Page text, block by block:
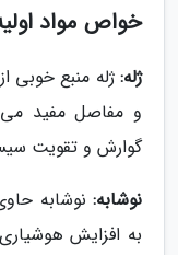
خواص مواد
ژله: ژله منبع خوبی
و مفاصل مفید
گوارش و تقویت
نوشابه: نوشابه
به افزایش